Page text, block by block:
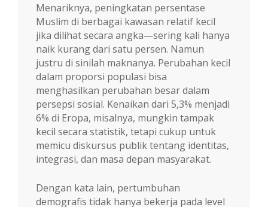
Menariknya, peningkatan persentase
Muslim di berbagai kawasan relatif kecil
jika dilihat secara angka—sering kali hanya
naik kurang dari satu persen. Namun
justru di sinilah maknanya. Perubahan kecil
dalam proporsi populasi bisa
menghasilkan perubahan besar dalam
persepsi sosial. Kenaikan dari 5,3% menjadi
6% di Eropa, misalnya, mungkin tampak
kecil secara statistik, tetapi cukup untuk
memicu diskursus publik tentang identitas,
integrasi, dan masa depan masyarakat.
Dengan kata lain, pertumbuhan
demografis tidak hanya bekerja pada level